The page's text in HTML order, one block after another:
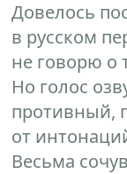
Довелось
в русском
не говорю о
Но голос
противный,
от
Весьма